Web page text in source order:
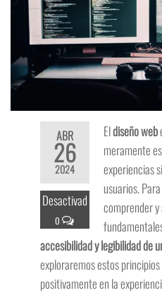
ABR
26
2024
Desactivad
o
Eldiseño web
meramente
experiencias
usuarios.
comprender
accesibilidad y legibilidad de
exploraremos estos
positivamente en la